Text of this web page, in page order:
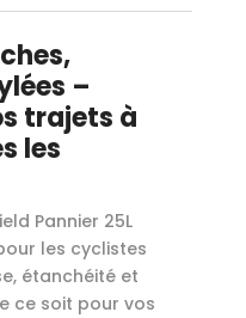
–
trajets à
les
Pannier 25L
les cyclistes
étanchéité et
ce soit pour vos